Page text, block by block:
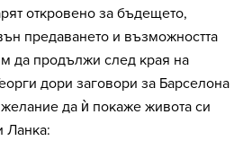
откровено за бъдещето,
предаването и възможността
да продължи след края на
дори заговори за Барселона
да ѝ покаже живота си
Ланка: